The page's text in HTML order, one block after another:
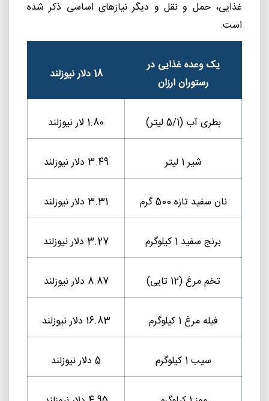
غذایی، حمل و نقل و دیگر نیازهای اساسی ذکر شده
است.
یک وعده غذایی در
رستوران ارزان
18 دلار نیوزلند
بطری آب (5/1 لیتر) 1.80 لار نیوزلند
شیر 1 لیتر 3.49 دلار نیوزلند
نان سفید تازه 500 گرم 3.31 دلار نیوزلند
برنج سفید 1 کیلوگرم 3.27 دلار نیوزلند
تخم مرغ (12 تایی) 8.87 دلار نیوزلند
فیله مرغ 1 کیلوگرم 16.83 دلار نیوزلند
سیب 1 کیلوگرم 5 دلار نیوزلند